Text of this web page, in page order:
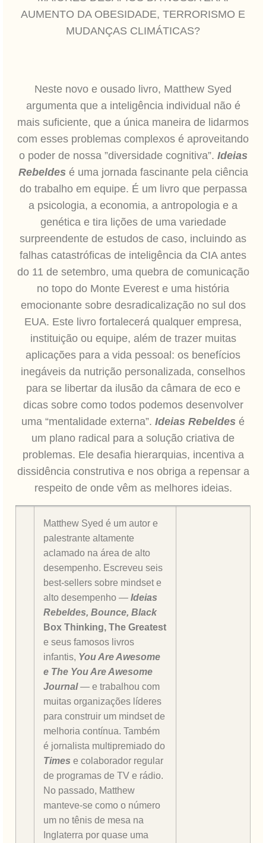
AUMENTO DA OBESIDADE, TERRORISMO E
MUDANÇAS CLIMÁTICAS?
Neste novo e ousado livro, Matthew Syed
argumenta que a inteligência individual não é
mais suficiente, que a única maneira de lidarmos
com esses problemas complexos é aproveitando
o poder de nossa ”diversidade cognitiva”. Ideias
Rebeldes é uma jornada fascinante pela ciência
do trabalho em equipe. É um livro que perpassa
a psicologia, a economia, a antropologia e a
genética e tira lições de uma variedade
surpreendente de estudos de caso, incluindo as
falhas catastróficas de inteligência da CIA antes
do 11 de setembro, uma quebra de comunicação
no topo do Monte Everest e uma história
emocionante sobre desradicalização no sul dos
EUA. Este livro fortalecerá qualquer empresa,
instituição ou equipe, além de trazer muitas
aplicações para a vida pessoal: os benefícios
inegáveis da nutrição personalizada, conselhos
para se libertar da ilusão da câmara de eco e
dicas sobre como todos podemos desenvolver
uma “mentalidade externa”. Ideias Rebeldes é
um plano radical para a solução criativa de
problemas. Ele desafia hierarquias, incentiva a
dissidência construtiva e nos obriga a repensar a
respeito de onde vêm as melhores ideias.
Matthew Syed é um autor e
palestrante altamente
aclamado na área de alto
desempenho. Escreveu seis
best-sellers sobre mindset e
alto desempenho — Ideias
Rebeldes, Bounce, Black
Box Thinking, The Greatest
e seus famosos livros
infantis, You Are Awesome
e The You Are Awesome
Journal — e trabalhou com
muitas organizações líderes
para construir um mindset de
melhoria contínua. Também
é jornalista multipremiado do
Times e colaborador regular
de programas de TV e rádio.
No passado, Matthew
manteve-se como o número
um no tênis de mesa na
Inglaterra por quase uma